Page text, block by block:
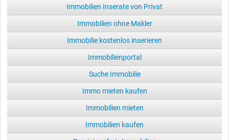
Immobilien Inserate von Privat
Immobilien ohne Makler
Immobilie kostenlos inserieren
Immobilienportal
Suche Immobilie
Immo mieten kaufen
Immobilien mieten
Immobilien kaufen